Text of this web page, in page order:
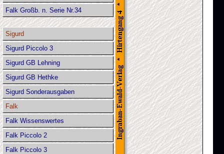
Falk Großb. n. Serie Nr.34
Sigurd
Sigurd Piccolo 3
Sigurd GB Lehning
Sigurd GB Hethke
Sigurd Sonderausgaben
Falk
Falk Wissenswertes
Falk Piccolo 2
Falk Piccolo 3